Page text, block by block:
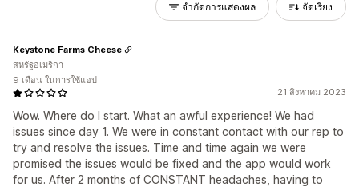
จำกัดการแสดงผล จัดเรียง
21 สิงหาคม 2023
Wow. Where do I start. What an awful experience! We had
issues since day 1. We were in constant contact with our rep to
try and resolve the issues. Time and time again we were
promised the issues would be fixed and the app would work
for us. After 2 months of CONSTANT headaches, having to
Keystone Farms Cheese
สหรัฐอเมริกา
9 เดือน ในการใช้แอป